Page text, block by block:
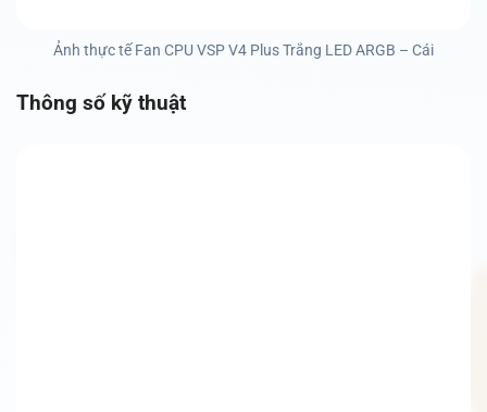
Ảnh thực tế Fan CPU VSP V4 Plus Trắng LED ARGB – Cái
Thông số kỹ thuật